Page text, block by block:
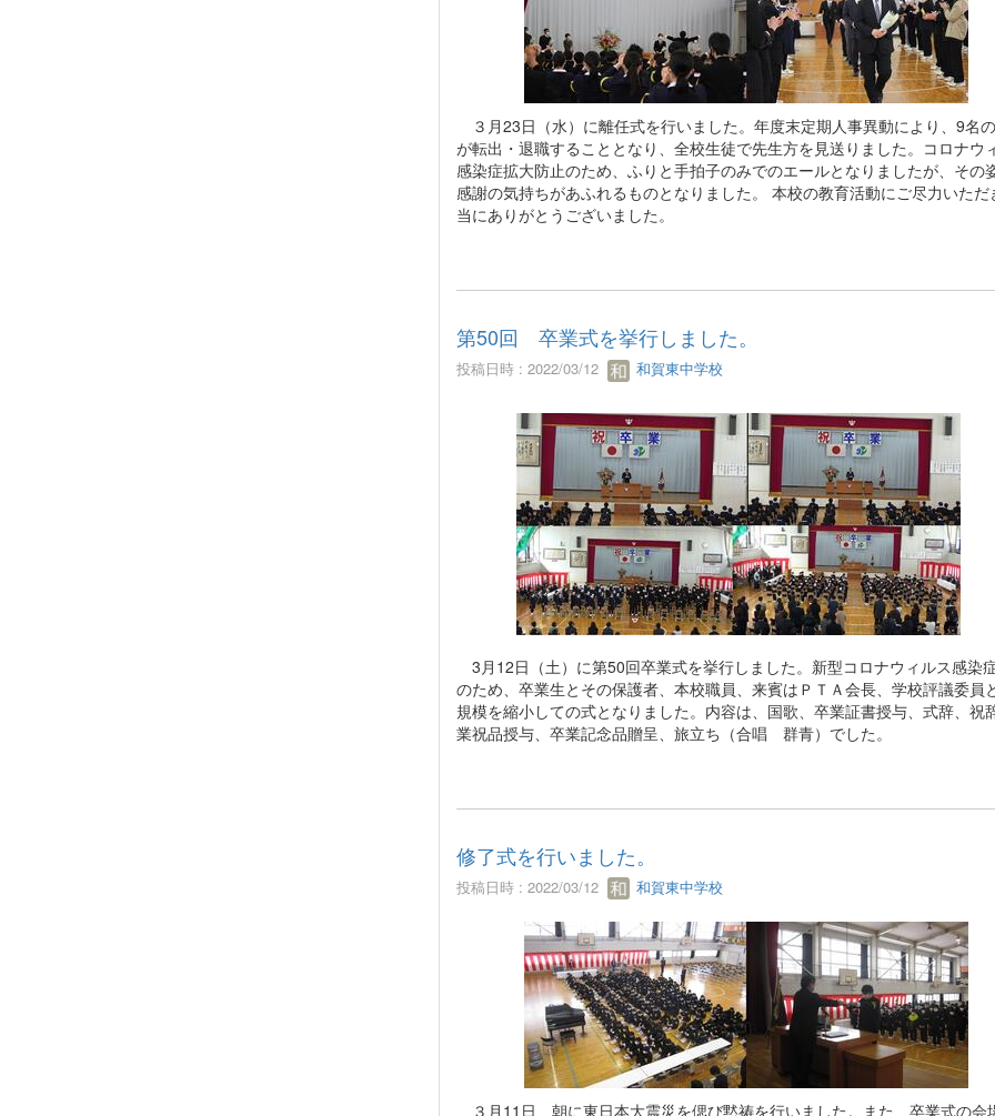
３月23日（水）に離任式を行いました。年度末定期人事異動により、9名
が転出・退職することとなり、全校生徒で先生方を見送りました。コロナウ
感染症拡大防止のため、ふりと手拍子のみでのエールとなりましたが、その
感謝の気持ちがあふれるものとなりました。 本校の教育活動にご尽力いただ
当にありがとうございました。
第50回 卒業式を挙行しました。
投稿日時 : 2022/03/12 和賀東中学校
3月12日（土）に第50回卒業式を挙行しました。新型コロナウィルス感染
のため、卒業生とその保護者、本校職員、来賓はＰＴＡ会長、学校評議委員と
規模を縮小しての式となりました。内容は、国歌、卒業証書授与、式辞、祝
業祝品授与、卒業記念品贈呈、旅立ち（合唱 群青）でした。
修了式を行いました。
投稿日時 : 2022/03/12 和賀東中学校
３月11日、朝に東日本大震災を偲び黙祷を行いました。また、卒業式の会